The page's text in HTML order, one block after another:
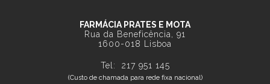
FARMÁCIA PRATES E MOTA
Rua da Beneficência, 91
1600-018 Lisboa
Tel: 217 951 145
(Custo de chamada para rede fixa nacional)